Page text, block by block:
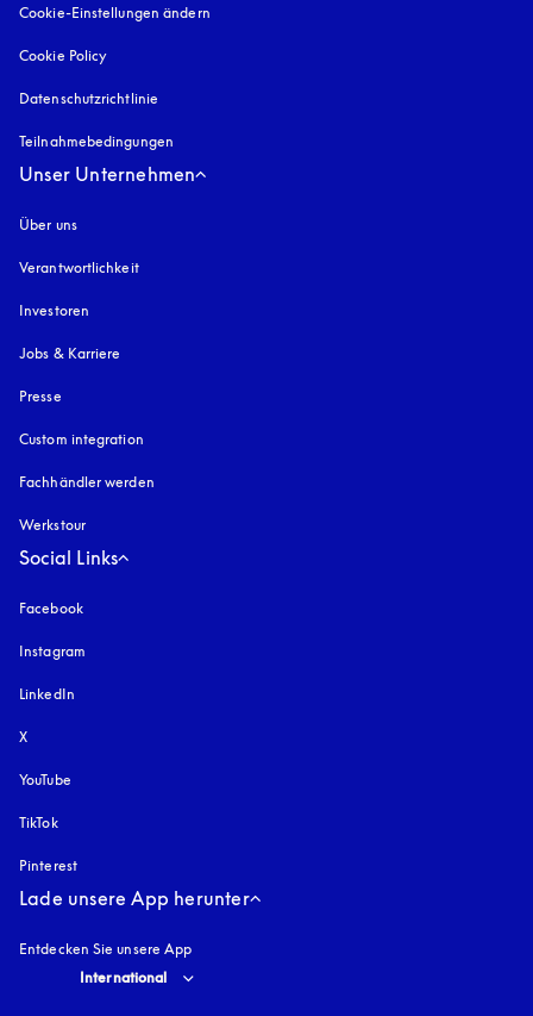
Cookie-Einstellungen ändern
Cookie Policy
Datenschutzrichtlinie
Teilnahmebedingungen
Unser Unternehmen
Über uns
Verantwortlichkeit
Investoren
Jobs & Karriere
Presse
Custom integration
Fachhändler werden
Werkstour
Social Links
Facebook
Instagram
LinkedIn
X
YouTube
TikTok
Pinterest
Lade unsere App herunter
Entdecken Sie unsere App
Select country and language
International